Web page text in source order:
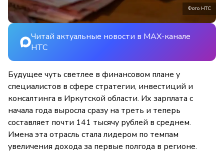
Фото НТС
Читай актуальные новости в MAX-канале
НТС
Будущее чуть светлее в финансовом плане у
специалистов в сфере стратегии, инвестиций и
консалтинга в Иркутской области. Их зарплата с
начала года выросла сразу на треть и теперь
составляет почти 141 тысячу рублей в среднем.
Имена эта отрасль стала лидером по темпам
увеличения дохода за первые полгода в регионе.